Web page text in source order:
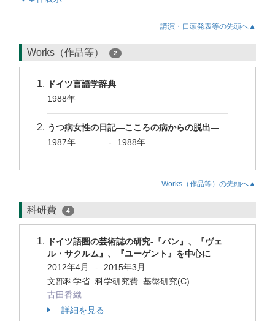
講演・口頭発表等の先頭へ▲
Works（作品等） 2
ドイツ言語学辞典
1988年
うつ病女性の日記―こころの病からの脱出―
1987年
- 1988年
Works（作品等）の先頭へ▲
科研費 4
ドイツ語圏の芸術誌の研究-『パン』、『ヴェ
ル・サクルム』、『ユーゲント』を中心に
2012年4月
-
2015年3月
文部科学省 科学研究費 基盤研究(C)
古田香織
詳細を見る